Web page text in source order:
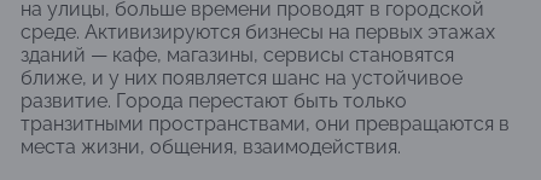
на улицы, больше времени проводят в городской
среде. Активизируются бизнесы на первых этажах
зданий — кафе, магазины, сервисы становятся
ближе, и у них появляется шанс на устойчивое
развитие. Города перестают быть только
транзитными пространствами, они превращаются в
места жизни, общения, взаимодействия.